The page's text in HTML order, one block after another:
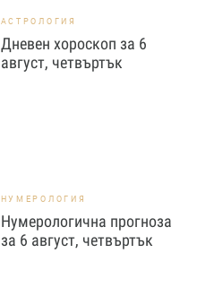
АСТРОЛОГИЯ
Дневен хороскоп за 6
август, четвъртък
НУМЕРОЛОГИЯ
Нумерологична прогноза
за 6 август, четвъртък